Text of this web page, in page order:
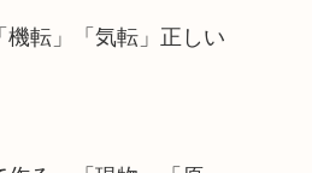
転」「気転」正しい